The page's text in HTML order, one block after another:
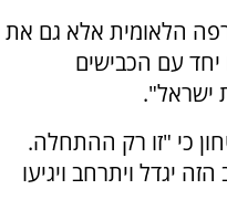
הלאומית אלא גם את
יחד עם הכבישים
ישראל".
כי "זו רק ההתחלה.
יגדל ויתרחב ויגיעו